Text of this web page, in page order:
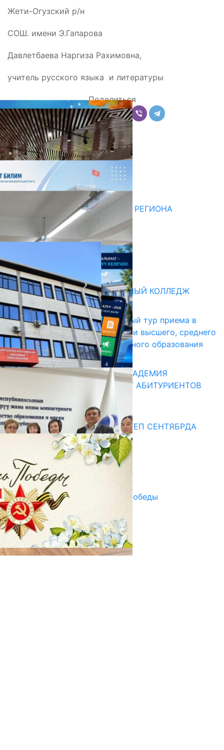
Жети-Огузский р/н
СОШ. имени Э.Гапарова
Давлетбаева Наргиза Рахимовна,
учитель русского языка и литературы
Поделиться
Комментарии
Последние новости
НЕДЕЛЯ В ОБЗОРЕ
07.08.2026
ДЛЯ МЕТОДИСТОВ ЮЖНОГО РЕГИОНА
НАЧАЛОСЬ ОБУЧЕНИЕ
05.08.2026
31.07.2026
Абитуриент
БИШКЕКСКИЙ УНИВЕРСАЛЬНЫЙ КОЛЛЕДЖ
17.07.2026
В Кыргызстане начался первый тур приема в
образовательные организации высшего, среднего
и начального профессионального образования
13.07.2026
КЫРГЫЗКО-РОССИЙСКАЯ АКАДЕМИЯ
ОБРАЗОВАНИЯ ПРИГЛАШАЕТ АБИТУРИЕНТОВ
10.07.2026
Медиа
СУЗАКТА 750 ОРУНДУУ МЕКТЕП СЕНТЯБРДА
ПАЙДАЛАНУУГА БЕРИЛЕТ
07.08.2025
Улуу Жеңиштин жандуу сөзү
29.04.2025
Награды в преддверии Дня Победы
29.04.2025